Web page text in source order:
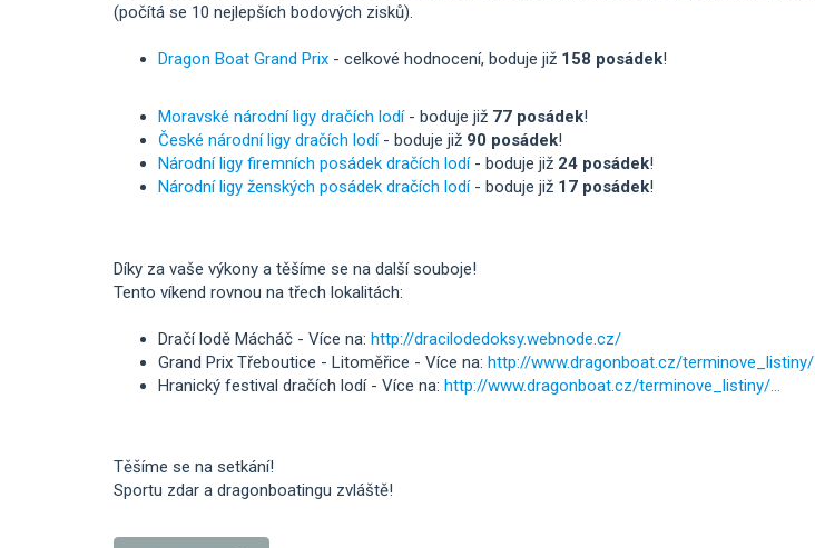
(počítá se 10 nejlepších bodových zisků).
Dragon Boat Grand Prix - celkové hodnocení, boduje již 158 posádek!
Moravské národní ligy dračích lodí- boduje již 77 posádek!
České národní ligy dračích lodí- boduje již 90 posádek!
Národní ligy firemních posádek dračích lodí- boduje již 24 posádek!
Národní ligy ženských posádek dračích lodí- boduje již 17 posádek!
Díky za vaše výkony a těšíme se na další souboje!
Tento víkend rovnou na třech lokalitách:
Dračí lodě Mácháč - Více na: http://dracilodedoksy.webnode.cz/
Grand Prix Třeboutice - Litoměřice - Více na: http://www.dragonboat.cz/terminove_listiny/...
Hranický festival dračích lodí - Více na: http://www.dragonboat.cz/terminove_listiny/...
Těšíme se na setkání!
Sportu zdar a dragonboatingu zvláště!